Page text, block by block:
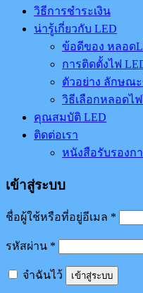
วิธีการชำระเงิน
น่ารู้เกี่ยวกับ LED
ข้อดีของ หลอด
การติดตั้งไฟ
ตัวอย่าง ลักษณ
วิธีเลือกหลอดไ
คุณสมบัติ LED
ติดต่อเรา
หนังสือรับรองก
เข้าสู่ระบบ
ชื่อผู้ใช้หรือที่อยู่อีเมล *
รหัสผ่าน *
จำฉันไว้ เข้าสู่ระบบ